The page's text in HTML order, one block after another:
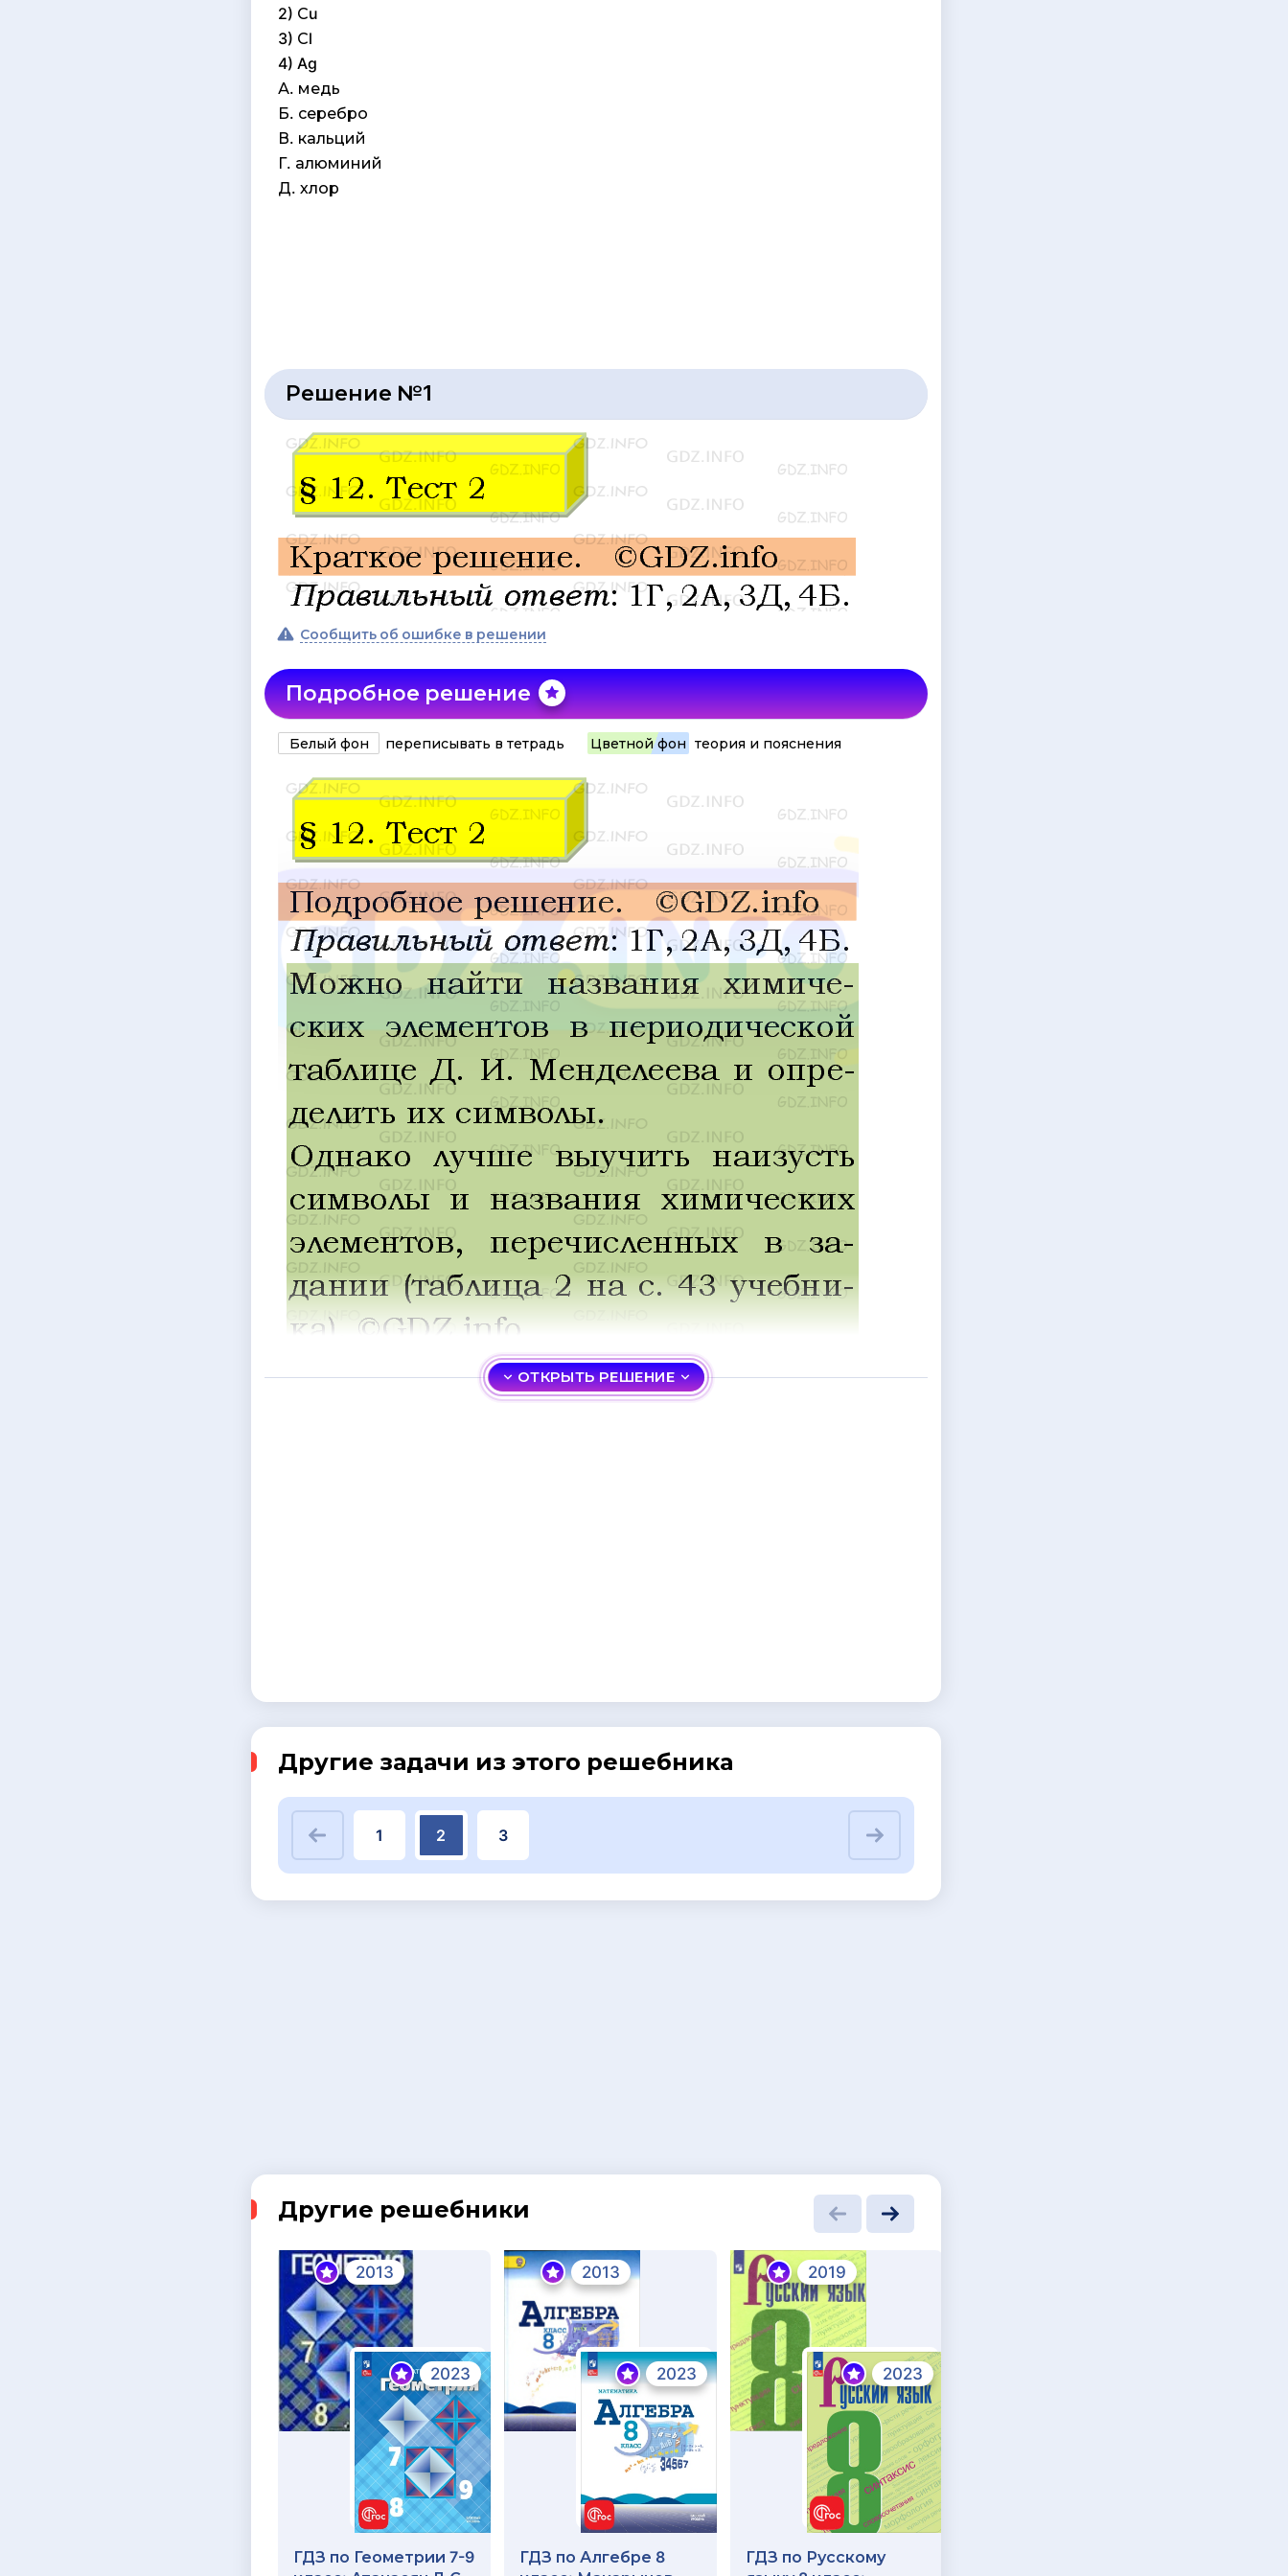
2) Сu
3) Сl
4) Ag
А. медь
Б. серебро
В. кальций
Г. алюминий
Д. хлор
Решение №1
Сообщить об ошибке в решении
Подробное решение
Белый фон переписывать в тетрадь Цветной фон теория и пояснения
ОТКРЫТЬ РЕШЕНИЕ
Другие задачи из этого решебника
1 2 3
Другие решебники
2013
2023
ГДЗ по Геометрии 7-9
2013
2023
ГДЗ по Алгебре 8
2019
2023
ГДЗ по Русскому